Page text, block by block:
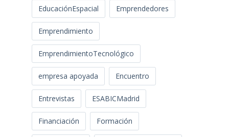
EducaciónEspacial Emprendedores
Emprendimiento
EmprendimientoTecnológico
empresa apoyada Encuentro
Entrevistas ESABICMadrid
Financiación Formación